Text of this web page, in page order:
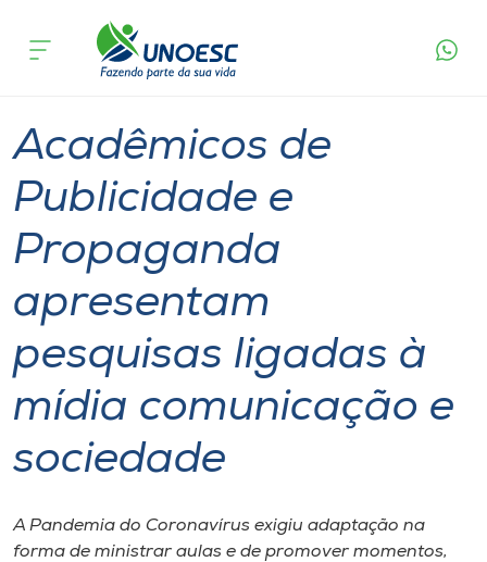
Cursos
Pesquisa
Atendimento ao Estudante
Portal de Ensino
A
Unoesc
Internacionalização
I.nova
acontece
comunicação e sociedade
Acadêmicos de
Publicidade e
Propaganda
apresentam
pesquisas ligadas à
mídia comunicação e
sociedade
A Pandemia do Coronavírus exigiu adaptação na
forma de ministrar aulas e de promover momentos,